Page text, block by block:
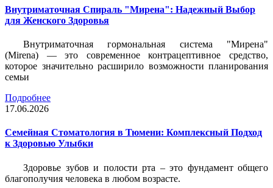
Внутриматочная Спираль "Мирена": Надежный Выбор
для Женского Здоровья
Внутриматочная гормональная система "Мирена"
(Mirena) — это современное контрацептивное средство,
которое значительно расширило возможности планирования
семьи
Подробнее
17.06.2026
Семейная Стоматология в Тюмени: Комплексный Подход
к Здоровью Улыбки
Здоровье зубов и полости рта – это фундамент общего
благополучия человека в любом возрасте.